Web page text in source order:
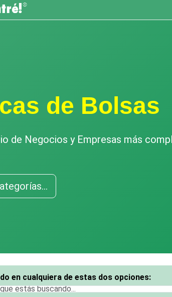
de Bolsas
de Negocios y Empresas más
en cualquiera de estas dos opciones: